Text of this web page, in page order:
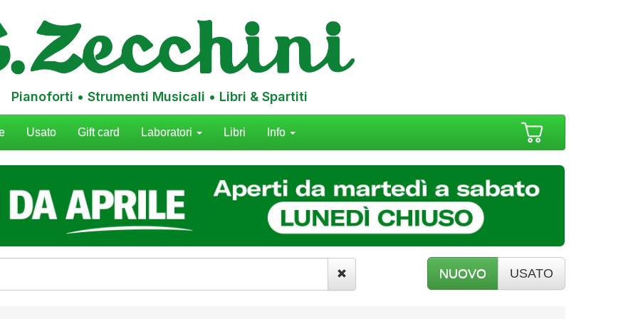
Pianoforti • Strumenti Musicali • Libri & Spartiti
Usato Gift card Laboratori Libri Info
NUOVO USATO